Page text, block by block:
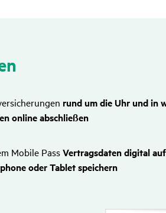
rund um die Uhr und in
online abschließen
Mobile PassVertragsdaten digital
oder Tablet speichern